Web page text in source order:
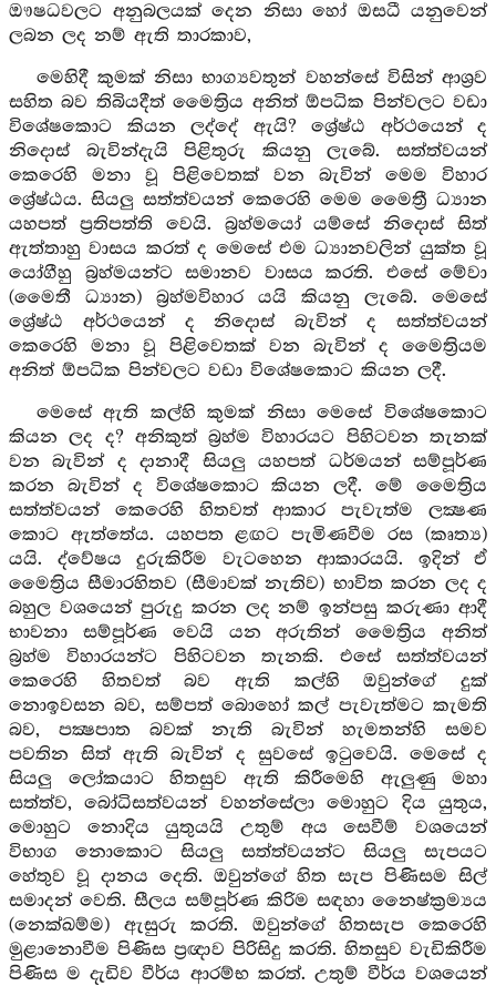
ඖෂධවලට අනුබලයක් දෙන නිසා හෝ ඔසධී යනුවෙන්
ලබන ලද නම් ඇති තාරකාව,
මෙහිදී කුමක් නිසා භාග්‍යවතුන් වහන්සේ විසින් ආශ්‍රව
සහිත බව තිබියදීත් මෛත්‍රිය අනිත් ඕපධික පින්වලට වඩා
විශේෂකොට කියන ලද්දේ ඇයි? ශ්‍රේෂ්ඨ අර්ථයෙන් ද
නිදොස් බැවින්දැයි පිළිතුරු කියනු ලැබේ. සත්ත්වයන්
කෙරෙහි මනා වූ පිළිවෙතක් වන බැවින් මෙම විහාර
ශ්‍රේෂ්ඨය. සියලු සත්ත්වයන් කෙරෙහි මෙම මෛත්‍රී ධ්‍යාන
යහපත් ප්‍රතිපත්ති වෙයි. බ්‍රහ්මයෝ යම්සේ නිදොස් සිත්
ඇත්තාහු වාසය කරත් ද මෙසේ එම ධ්‍යානවලින් යුක්ත වූ
යෝගීහු බ්‍රහ්මයන්ට සමානව වාසය කරති. එසේ මේවා
(මෛතී ධ්‍යාන) බ්‍රහ්මවිහාර යයි කියනු ලැබේ. මෙසේ
ශ්‍රේෂ්ඨ අර්ථයෙන් ද නිදොස් බැවින් ද සත්ත්වයන්
කෙරෙහි මනා වූ පිළිවෙතක් වන බැවින් ද මෛත්‍රියම
අනිත් ඕපධික පින්වලට වඩා විශේෂකොට කියන ලදී.
මෙසේ ඇති කල්හි කුමක් නිසා මෙසේ විශේෂකොට
කියන ලද ද? අනිකුත් බ්‍රහ්ම විහාරයට පිහිටවන තැනක්
වන බැවින් ද දානාදී සියලු යහපත් ධර්මයන් සම්පූර්ණ
කරන බැවින් ද විශේෂකොට කියන ලදී. මේ මෛත්‍රිය
සත්ත්වයන් කෙරෙහි හිතවත් ආකාර පැවැත්ම ලක්‍ෂණ
කොට ඇත්තේය. යහපත ළඟට පැමිණවීම රස (කෘත්‍ය)
යයි. ද්වේෂය දුරුකිරීම වැටහෙන ආකාරයයි. ඉදින් ඒ
මෛත්‍රිය සීමාරහිතව (සීමාවක් නැතිව) භාවිත කරන ලද ද
බහුල වශයෙන් පුරුදු කරන ලද නම් ඉන්පසු කරුණා ආදී
භාවනා සම්පූර්ණ වෙයි යන අරුතින් මෛත්‍රිය අනිත්
බ්‍රහ්ම විහාරයන්ට පිහිටවන තැනකි. එසේ සත්ත්වයන්
කෙරෙහි හිතවත් බව ඇති කල්හි ඔවුන්ගේ දුක්
නොඉවසන බව, සම්පත් බොහෝ කල් පැවැත්මට කැමති
බව, පක්‍ෂපාත බවක් නැති බැවින් හැමතන්හි සමව
පවතින සිත් ඇති බැවින් ද සුවසේ ඉටුවෙයි. මෙසේ ද
සියලු ලෝකයාට හිතසුව ඇති කිරීමෙහි ඇලුණු මහා
සත්ත්ව, බෝධිසත්වයන් වහන්සේලා මොහුට දිය යුතුය,
මොහුට නොදිය යුතුයයි උතුම් අය සෙවීම් වශයෙන්
විභාග නොකොට සියලු සත්ත්වයන්ට සියලු සැපයට
හේතුව වූ දානය දෙති. ඔවුන්ගේ හිත සැප පිණිසම සිල්
සමාදන් වෙති. සීලය සම්පූර්ණ කිරිම සඳහා නෛෂ්ක්‍රම්‍යය
(නෙක්ඛම්ම) ඇසුරු කරති. ඔවුන්ගේ හිතසැප කෙරෙහි
මුළානොවීම පිණිස ප්‍රඥාව පිරිසිදු කරති. හිතසුව වැඩිකිරීම
පිණිස ම දැඩිව වීර්ය ආරම්භ කරත්. උතුම් වීර්ය වශයෙන්